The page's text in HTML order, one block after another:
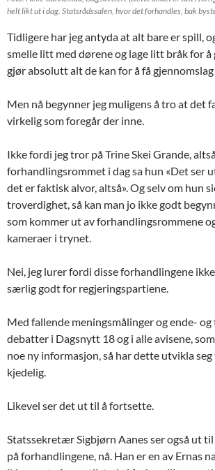
helt likt ut i dag. Statsrådssalen, hvor det forhandles, bak
Tidligere har jeg antyda at alt bare er spill,
smelle litt med dørene og lage litt bråk for
gjør absolutt alt de kan for å få
Men nå begynner jeg muligens å tro at det
virkelig som foregår der inne.
Ikke fordi jeg tror på Trine Skei Grande,
forhandlingsrommet i dag sa hun «Det ser
det er faktisk alvor, altså». Og selv om hun
troverdighet, så kan man jo ikke godt
som kommer ut av forhandlingsrommene
kameraer i trynet.
Nei, jeg lurer fordi disse forhandlingene
særlig godt for regjeringspartiene.
Med fallende meningsmålinger og ende-
debatter i Dagsnytt 18 og i alle avisene,
noe ny informasjon, så har dette utvikla
kjedelig.
Likevel ser det ut til å fortsette.
Statssekretær Sigbjørn Aanes ser også ut
på forhandlingene, nå. Han er en av Ernas